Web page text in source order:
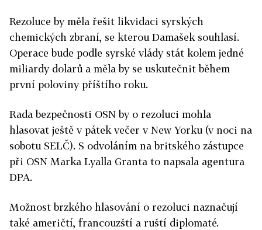
Rezoluce by měla řešit likvidaci syrských
chemických zbraní, se kterou Damašek souhlasí.
Operace bude podle syrské vlády stát kolem jedné
miliardy dolarů a měla by se uskutečnit během
první poloviny příštího roku.
Rada bezpečnosti OSN by o rezoluci mohla
hlasovat ještě v pátek večer v New Yorku (v noci na
sobotu SELČ). S odvoláním na britského zástupce
při OSN Marka Lyalla Granta to napsala agentura
DPA.
Možnost brzkého hlasování o rezoluci naznačují
také američtí, francouzští a ruští diplomaté.